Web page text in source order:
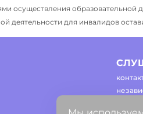
осуществления образовательной
деятельности для инвалидов